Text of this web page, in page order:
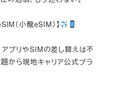
（小龍eSIM）】
プリやSIMの差し替えは不
から現地キャリア公式プラ